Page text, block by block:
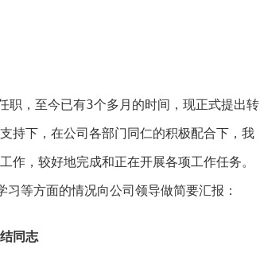
，至今已有3个多月的时间，现正式提出转
持下，在公司各部门同仁的积极配合下，我
作，较好地完成和正在开展各项工作任务。
等方面的情况向公司领导做简要汇报：
同志